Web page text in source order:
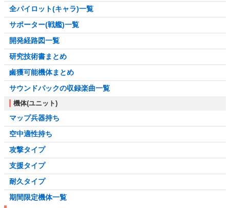
全パイロット(キャラ)一覧
サポーター(戦艦)一覧
開発経路図一覧
研究技術書まとめ
鹵獲可能機体まとめ
サウンドパックの収録楽曲一覧
機体(ユニット)
マップ兵器持ち
空中適性持ち
攻撃タイプ
支援タイプ
耐久タイプ
期間限定機体一覧